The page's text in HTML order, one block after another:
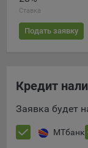
Google
Matomo — это
следит за
Адрес: ООО
Ставка
Подать заявку
Кредит
Заявка будет
МТбанк